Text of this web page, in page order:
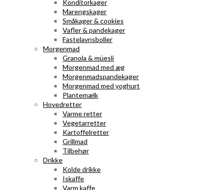
Konditorkager
Marengskager
Småkager & cookies
Vafler & pandekager
Fastelavnsboller
Morgenmad
Granola & müesli
Morgenmad med æg
Morgenmadspandekager
Morgenmad med yoghurt
Plantemælk
Hovedretter
Varme retter
Vegetarretter
Kartoffelretter
Grillmad
Tilbehør
Drikke
Kolde drikke
Iskaffe
Varm kaffe